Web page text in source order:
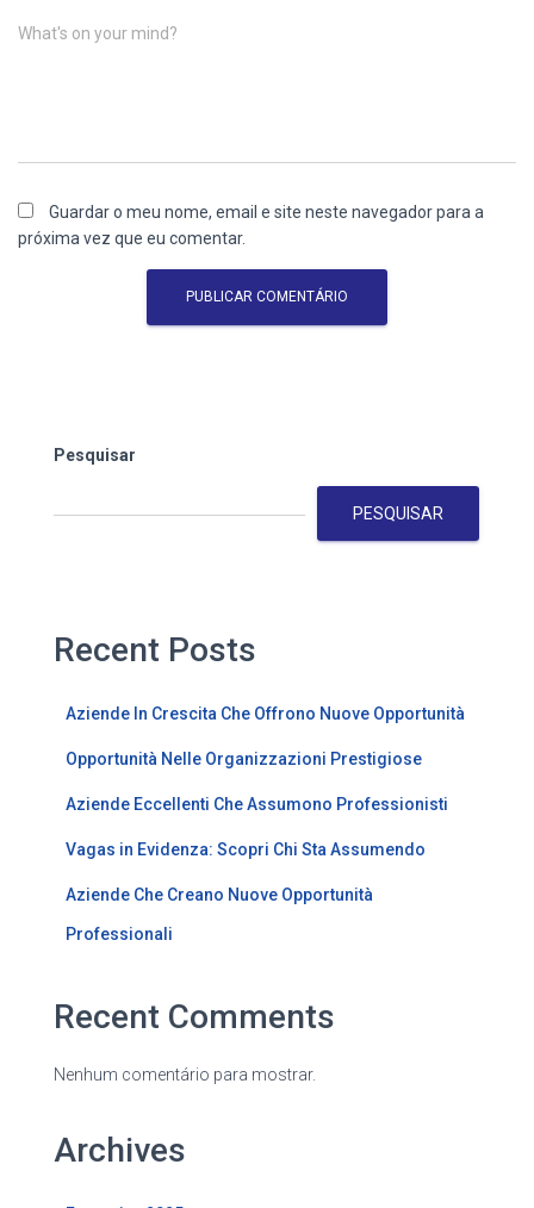
What's on your mind?
Guardar o meu nome, email e site neste navegador para a
próxima vez que eu comentar.
Pesquisar
PESQUISAR
Recent Posts
Aziende In Crescita Che Offrono Nuove Opportunità
Opportunità Nelle Organizzazioni Prestigiose
Aziende Eccellenti Che Assumono Professionisti
Vagas in Evidenza: Scopri Chi Sta Assumendo
Aziende Che Creano Nuove Opportunità
Professionali
Recent Comments
Nenhum comentário para mostrar.
Archives